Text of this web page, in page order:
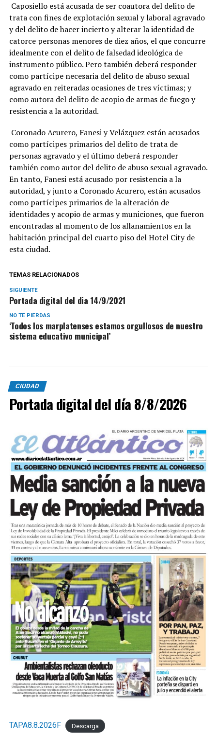
Caposiello está acusada de ser coautora del delito de
trata con fines de explotación sexual y laboral agravado
y del delito de hacer incierto y alterar la identidad de
catorce personas menores de diez años, el que concurre
idealmente con el delito de falsedad ideológica de
instrumento público. Pero también deberá responder
como partícipe necesaria del delito de abuso sexual
agravado en reiteradas ocasiones de tres víctimas; y
como autora del delito de acopio de armas de fuego y
resistencia a la autoridad.
Coronado Acurero, Fanesi y Velázquez están acusados
como partícipes primarios del delito de trata de
personas agravado y el último deberá responder
también como autor del delito de abuso sexual agravado.
En tanto, Fanesi está acusado por resistencia a la
autoridad, y junto a Coronado Acurero, están acusados
como partícipes primarios de la alteración de
identidades y acopio de armas y municiones, que fueron
encontradas al momento de los allanamientos en la
habitación principal del cuarto piso del Hotel City de
esta ciudad.
TEMAS RELACIONADOS
SIGUIENTE
Portada digital del dia 14/9/2021
NO TE PIERDAS
‘Todos los marplatenses estamos orgullosos de nuestro
sistema educativo municipal’
CIUDAD
Portada digital del día 8/8/2026
TAPA8.8.2026F Descarga